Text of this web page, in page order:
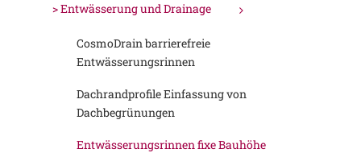
> Entwässerung und Drainage
CosmoDrain barrierefreie
Entwässerungsrinnen
Dachrandprofile Einfassung von
Dachbegrünungen
Entwässerungsrinnen fixe Bauhöhe